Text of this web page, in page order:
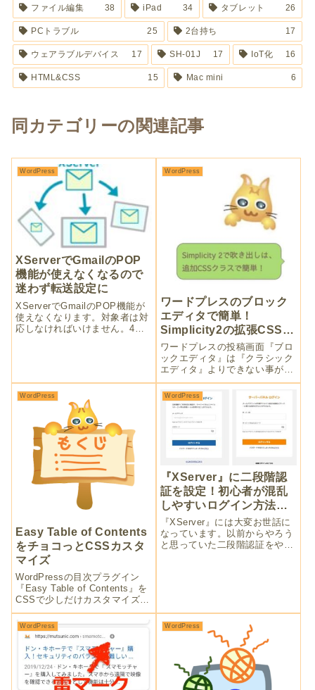
ファイル編集 38 iPad 34 タブレット 26
PCトラブル 25 2台持ち 17
ウェアラブルデバイス 17 SH-01J 17 IoT化 16
HTML&CSS 15 Mac mini 6
同カテゴリーの関連記事
WordPress
XServerでGmailのPOP
機能が使えなくなるので
迷わず転送設定に
XServerでGmailのPOP機能が
使えなくなります。対象者は対
応しなければいけません。4つ
っという間に設定完了です。
WordPress
ワードプレスのブロック
エディタで簡単！
Simplicity2の拡張CSSカ
スタマイズ
ワードプレスの投稿画面『ブロ
ックエディタ』は『クラシック
エディタ』よりできない事が多
いと思っていませんか？無料テ
ーマ『Simplicity 2』では拡張
クラスが用意されているカスタ
マイズも沢山。追加CSSクラス
を上手に利用しましょう。
WordPress
Easy Table of Contents
をチョコっとCSSカスタ
マイズ
WordPressの目次プラグイン
『Easy Table of Contents』を
CSSで少しだけカスタマイズし
ました。有名な『Table of
Contents Plus』ほど沢山は紹
介されていないので、初心者な
のに自分でCSSの改造を試みま
したよ！
WordPress
『XServer』に二段階認
証を設定！初心者が混乱
しやすいログイン方法を
再確認
『XServer』には大変お世話に
なっています。以前からやろう
と思っていた二段階認証をやっ
ょ！
WordPress WordPress